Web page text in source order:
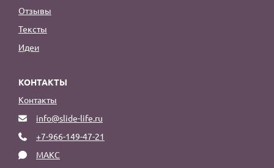
Отзывы
Тексты
Идеи
КОНТАКТЫ
Контакты
info@slide-life.ru
+7-966-149-47-21
МАКС